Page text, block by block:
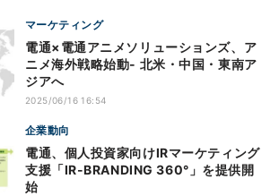
マーケティング
電通×電通アニメソリューションズ、ア
ニメ海外戦略始動- 北米・中国・東南ア
ジアへ
2025/06/16 16:54
企業動向
電通、個人投資家向けIRマーケティング
支援「IR-BRANDING 360°」を提供開
始